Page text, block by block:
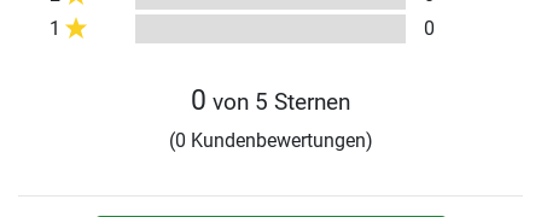
1
0
0 von 5 Sternen
(0 Kundenbewertungen)